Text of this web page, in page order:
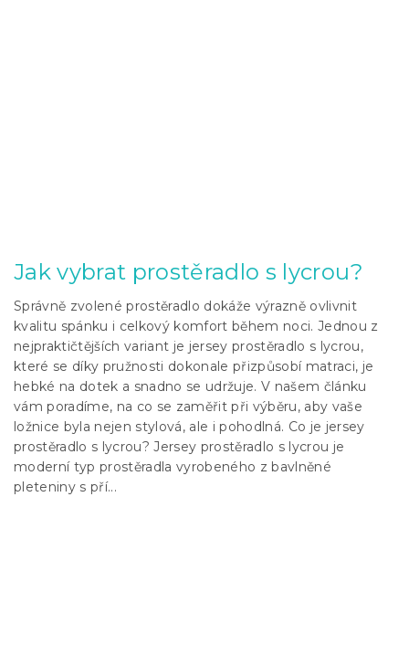
Jak vybrat prostěradlo s lycrou?
Správně zvolené prostěradlo dokáže výrazně ovlivnit
kvalitu spánku i celkový komfort během noci. Jednou z
nejpraktičtějších variant je jersey prostěradlo s lycrou,
které se díky pružnosti dokonale přizpůsobí matraci, je
hebké na dotek a snadno se udržuje. V našem článku
vám poradíme, na co se zaměřit při výběru, aby vaše
ložnice byla nejen stylová, ale i pohodlná. Co je jersey
prostěradlo s lycrou? Jersey prostěradlo s lycrou je
moderní typ prostěradla vyrobeného z bavlněné
pleteniny s pří...